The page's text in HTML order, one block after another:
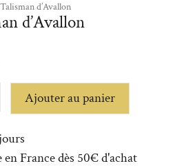
d’Avallon
d’Avallon
Ajouter au panier
France dès 50€ d'achat